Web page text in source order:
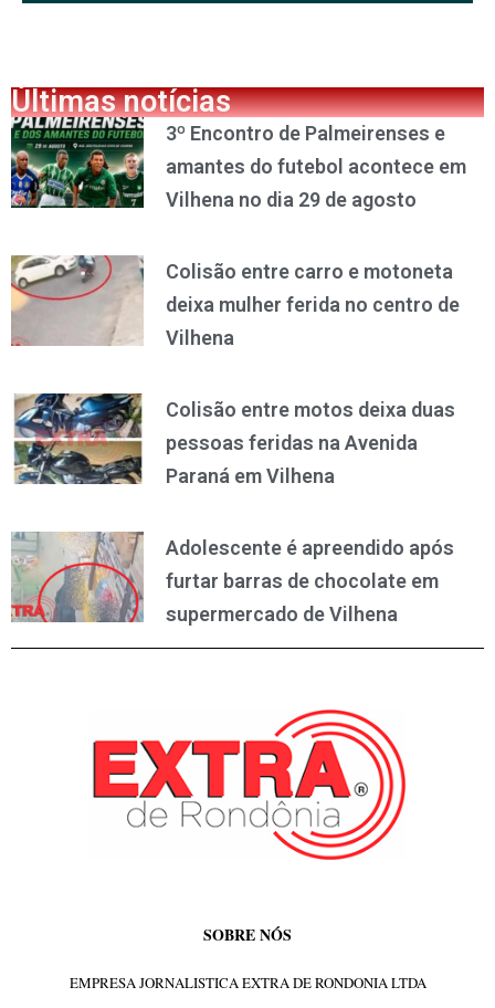
Últimas notícias
3º Encontro de Palmeirenses e
amantes do futebol acontece em
Vilhena no dia 29 de agosto
Colisão entre carro e motoneta
deixa mulher ferida no centro de
Vilhena
Colisão entre motos deixa duas
pessoas feridas na Avenida
Paraná em Vilhena
Adolescente é apreendido após
furtar barras de chocolate em
supermercado de Vilhena
SOBRE NÓS
EMPRESA JORNALISTICA EXTRA DE RONDONIA LTDA